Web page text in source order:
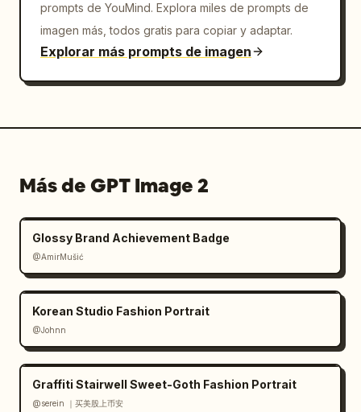
prompts de YouMind. Explora miles de prompts de
imagen más, todos gratis para copiar y adaptar.
Explorar más prompts de imagen
Más de GPT Image 2
Glossy Brand Achievement Badge
@AmirMušić
Korean Studio Fashion Portrait
@Johnn
Graffiti Stairwell Sweet-Goth Fashion Portrait
@serein ｜买美股上币安